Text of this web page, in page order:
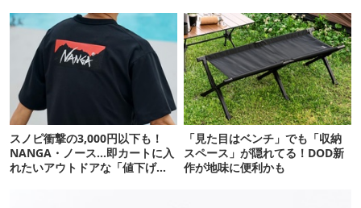
スノピ衝撃の3,000円以下も！
NANGA・ノース…即カートに入
れたいアウトドアな「値下げ夏
「見た目はベンチ」でも「収納
スペース」が隠れてる！DOD新
作が地味に便利かも